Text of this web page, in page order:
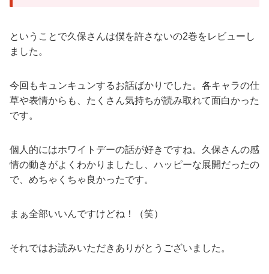
ということで久保さんは僕を許さないの2巻をレビューし
ました。
今回もキュンキュンするお話ばかりでした。各キャラの仕
草や表情からも、たくさん気持ちが読み取れて面白かった
です。
個人的にはホワイトデーの話が好きですね。久保さんの感
情の動きがよくわかりましたし、ハッピーな展開だったの
で、めちゃくちゃ良かったです。
まぁ全部いいんですけどね！（笑）
それではお読みいただきありがとうございました。